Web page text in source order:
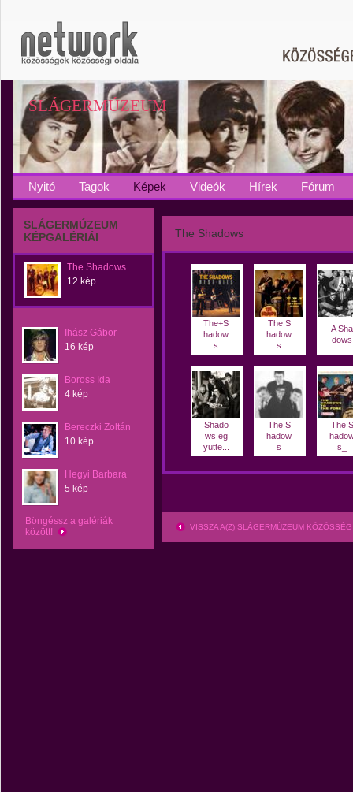
SLÁGERMÚZEUM
Nyitó Tagok Képek Videók Hírek Fórum
SLÁGERMÚZEUM
KÉPGALÉRIÁI
The Shadows
12 kép
Ihász Gábor
16 kép
Boross Ida
4 kép
Bereczki Zoltán
10 kép
Hegyi Barbara
5 kép
Böngéssz a galériák
között!
The Shadows
The+S
hadow
s
The S
hadow
s
A Sha
dows
Shado
ws eg
yütte...
The S
hadow
s
The S
s_
VISSZA A(Z) SLÁGERMÚZEUM